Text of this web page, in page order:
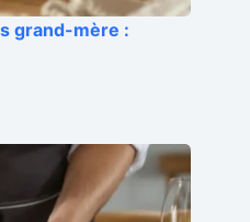
grand-mère :